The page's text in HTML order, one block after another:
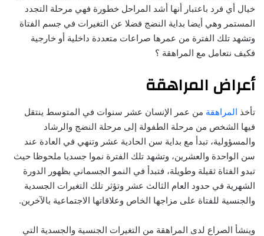
خيال أي فرد باعتبار أنها أشد المراحل خطورة فهي مرحلة التجدد
المستمر وهي أيضا بداية النضج فضلا عن التغيرات في جسم الفتاة
وتشهد تلك الفترة من عمرها صراعات متعددة داخلية أو خارجية
فكيف نتعامل مع المراهقة ؟
أعراض المراهقة
تأخذ المراهقة من عمر الإنسان عشر سنوات في المتوسط ينتقل
فيها الشخص من مرحلة الطفولة إلى مرحلة النضج والرشاد
والمسؤولية، تبدأ مع بداية سن الحادية عشر وتنهي في العادة عند
سن الواحدة والعشرين، وتشهد تلك الفترة نموا جسديا ملحوظا حيث
تبدو الفتاة ثقيلة وطويلة، فتبدأ في النمو الجسماني بظهور الدورة
الشهرية في حدود العام الثالث عشر وتؤثر تلك التغيرات الجسدية
والجنسية للفتاة على مزاجها الخاص وعلاقاتها الاجتماعية بالآخرين.
وينشأ الصراع لدى المراهقة من التغيرات الجنسية والجسدية التي